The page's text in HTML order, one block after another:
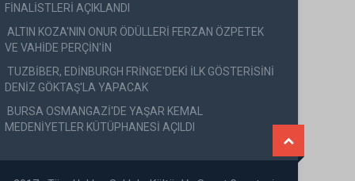
FİNALİSTLERİ AÇIKLANDI
ALTIN KOZA'NIN ONUR ÖDÜLLERİ FERZAN ÖZPETEK
VE VAHİDE PERÇİN'İN
TUZBİBER, EDİNBURGH FRİNGE'DEKİ İLK GÖSTERİSİNİ
DENİZ GÖKTAŞ'LA YAPACAK
BURSA OSMANGAZİ'DE YAŞAR KEMAL
MEDENİYETLER KÜTÜPHANESİ AÇILDI